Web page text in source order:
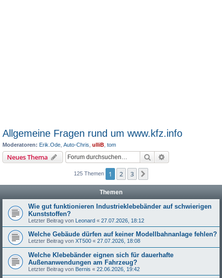
Allgemeine Fragen rund um www.kfz.info
Moderatoren: Erik.Ode Auto-Chris ulliB tom
Neues Thema Suche
125 Themen 1 2 3
Themen
Wie gut funktionieren Industrieklebebänder auf schwierigen
Kunststoffen?
Letzter Beitrag von Leonard « 27.07.2026, 18:12
Welche Gebäude dürfen auf keiner Modellbahnanlage fehlen?
Letzter Beitrag von XT500 « 27.07.2026, 18:08
Welche Klebebänder eignen sich für dauerhafte
Außenanwendungen am Fahrzeug?
Letzter Beitrag von Bernis « 22.06.2026, 19:42